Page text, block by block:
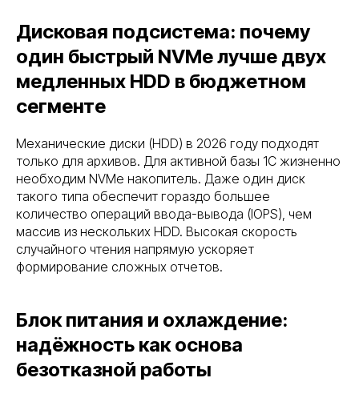
Дисковая подсистема: почему
один быстрый NVMe лучше двух
медленных HDD в бюджетном
сегменте
Механические диски (HDD) в 2026 году подходят
только для архивов. Для активной базы 1С жизненно
необходим NVMe накопитель. Даже один диск
такого типа обеспечит гораздо большее
количество операций ввода-вывода (IOPS), чем
массив из нескольких HDD. Высокая скорость
случайного чтения напрямую ускоряет
формирование сложных отчетов.
Блок питания и охлаждение:
надёжность как основа
безотказной работы